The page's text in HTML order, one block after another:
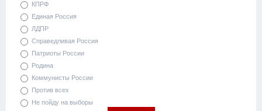
КПРФ
Единая Россия
ЛДПР
Справедливая Россия
Патриоты России
Родина
Коммунисты России
Против всех
Не пойду на выборы